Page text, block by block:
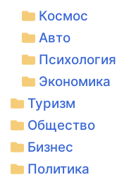
Космос
Авто
Психология
Экономика
Туризм
Общество
Бизнес
Политика